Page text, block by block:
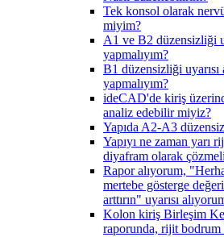
Tek konsol olarak
miyim?
A1 ve B2 düzensizliği
yapmalıyım?
B1 düzensizliği uyarısı
yapmalıyım?
ideCAD'de kiriş
analiz edebilir miyiz?
Yapıda A2-A3
Yapıyı ne zaman yarı
diyafram olarak
Rapor alıyorum,
mertebe gösterge
arttırın" uyarısı
Kolon kiriş Birleşim
raporunda, rijit